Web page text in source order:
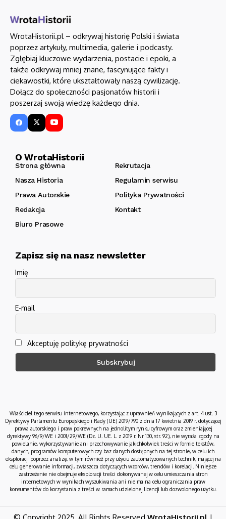
WrotaHistorii.pl – odkrywaj historię Polski i świata
poprzez artykuły, multimedia, galerie i podcasty.
Zgłębiaj kluczowe wydarzenia, postacie i epoki, a
także odkrywaj mniej znane, fascynujące fakty i
ciekawostki, które ukształtowały naszą cywilizację.
Dołącz do społeczności pasjonatów historii i
poszerzaj swoją wiedzę każdego dnia.
O WrotaHistorii
Strona główna
Rekrutacja
Nasza Historia
Regulamin serwisu
Prawa Autorskie
Polityka Prywatności
Redakcja
Kontakt
Biuro Prasowe
Zapisz się na nasz newsletter
Imię
E-mail
Akceptuję politykę prywatności
Właściciel tego serwisu internetowego, korzystając z uprawnień wynikających z art. 4 ust. 3
Dyrektywy Parlamentu Europejskiego i Rady (UE) 2019/790 z dnia 17 kwietnia 2019 r. dotyczącej
prawa autorskiego i praw pokrewnych na jednolitym rynku cyfrowym oraz zmieniającej
dyrektywy 96/9/WE i 2001/29/WE (Dz. U. UE. L. z 2019 r. Nr 130, str. 92), nie wyraża zgody na
powielanie, wykorzystywanie ani przechowywanie jakichkolwiek treści w formie tekstów,
danych, programów komputerowych czy baz danych dostępnych na tej stronie, w celu ich
eksploracji poprzez analizę, w tym również przy użyciu zautomatyzowanych technik, mającej na
celu generowanie informacji, zwłaszcza dotyczących wzorców, trendów i korelacji. Niniejsze
zastrzeżenie nie obejmuje eksploracji treści dokonywanej w celu umieszczania stron
internetowych w wynikach wyszukiwania ani nie ma na celu ograniczania praw
konsumentów do korzystania z treści w ramach udzielonej licencji lub dozwolonego użytku.